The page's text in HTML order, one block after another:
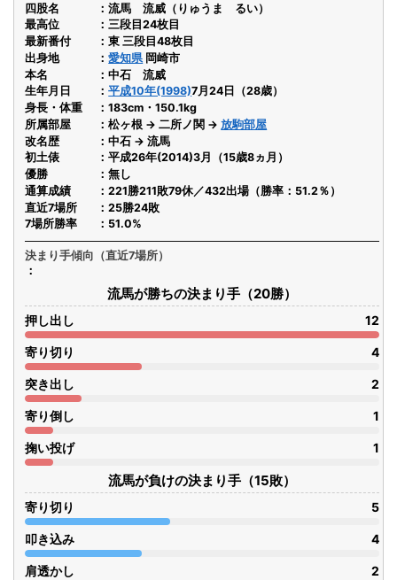
四股名
流馬 流威（りゅうま るい）
最高位
三段目24枚目
最新番付
東 三段目48枚目
出身地
愛知県 岡崎市
本名
中石 流威
生年月日
平成10年(1998)7月24日（28歳）
身長・体重
183cm・150.1kg
所属部屋
松ヶ根 → 二所ノ関 →放駒部屋
改名歴
中石 → 流馬
初土俵
平成26年(2014)3月（15歳8ヵ月）
優勝
無し
通算成績
221勝211敗79休／432出場（勝率：51.2％）
直近7場所
25勝24敗
7場所勝率
51.0%
決まり手傾向（直近7場所）
流馬が勝ちの決まり手（20勝）
押し出し 12
寄り切り 4
突き出し 2
寄り倒し 1
掬い投げ 1
流馬が負けの決まり手（15敗）
寄り切り 5
叩き込み 4
肩透かし 2